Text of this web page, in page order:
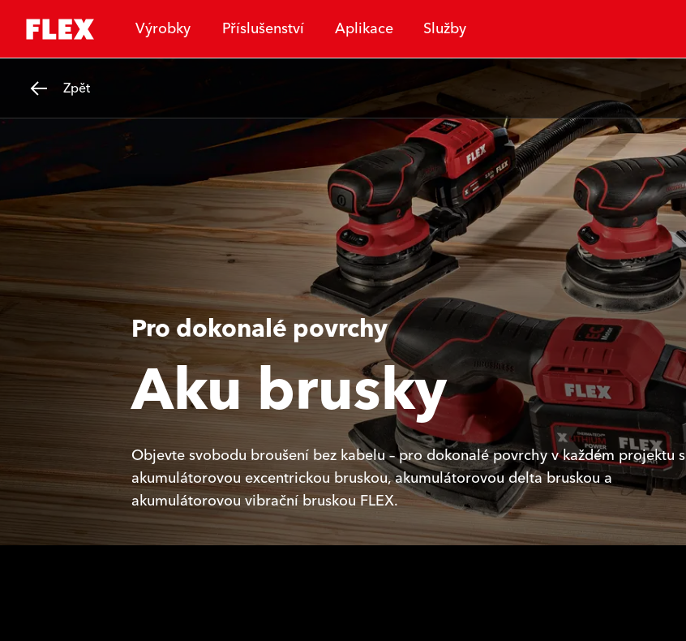
Výrobky Příslušenství Aplikace Služby
Zpět
Pro dokonalé povrchy
Aku brusky
Objevte svobodu broušení bez kabelu – pro dokonalé povrchy v každém projektu s
akumulátorovou excentrickou bruskou, akumulátorovou delta bruskou a
akumulátorovou vibrační bruskou FLEX.